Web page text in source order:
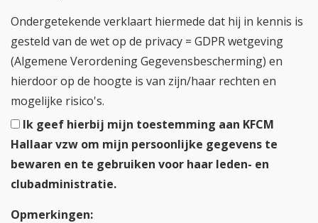
Ondergetekende verklaart hiermede dat hij in kennis is
gesteld van de wet op de privacy = GDPR wetgeving
(Algemene Verordening Gegevensbescherming) en
hierdoor op de hoogte is van zijn/haar rechten en
mogelijke risico's.
Ik geef hierbij mijn toestemming aan KFCM
Hallaar vzw om mijn persoonlijke gegevens te
bewaren en te gebruiken voor haar leden- en
clubadministratie.
Opmerkingen: